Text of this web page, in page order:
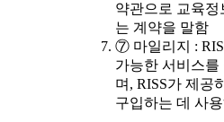
약관으로 교육
는 계약을 말함
⑦ 마일리지 :
가능한 서비스를
며, RISS가 제공
구입하는 데 사